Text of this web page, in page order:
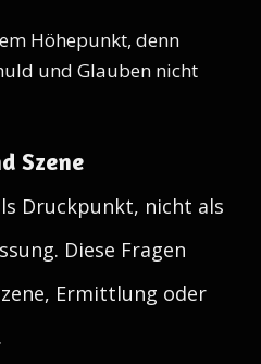
Höhepunkt, denn
und Glauben nicht
Szene
Druckpunkt, nicht als
Diese Fragen
Ermittlung oder